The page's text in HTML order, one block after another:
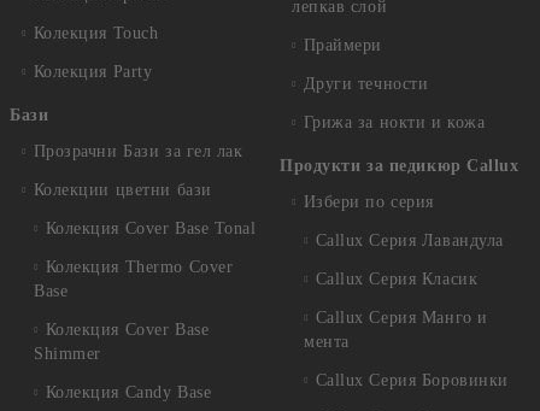
Колекция Touch
Колекция Party
Бази
Прозрачни Бази за гел лак
Колекции цветни бази
Колекция Cover Base Tonal
Колекция Thermo Cover
Base
Колекция Cover Base
Shimmer
Колекция Candy Base
лепкав слой
Праймери
Други течности
Грижа за нокти и кожа
Продукти за педикюр Callux
Избери по серия
Callux Серия Лавандула
Callux Серия Класик
Callux Серия Манго и
мента
Callux Серия Боровинки